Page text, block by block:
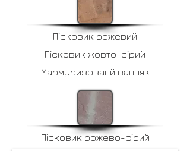
Пісковик рожевий
Пісковик жовто-сірий
Мармуризованй вапняк
Пісковик рожево-сірий